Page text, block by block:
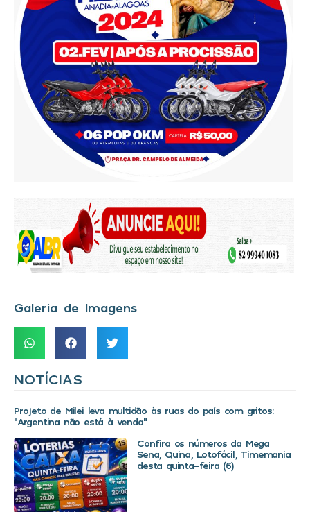
Galeria de Imagens
NOTÍCIAS
Projeto de Milei leva multidão às ruas do país com gritos:
“Argentina não está à venda”
Confira os números da Mega
Sena, Quina, Lotofácil, Timemania
desta quinta-feira (6)